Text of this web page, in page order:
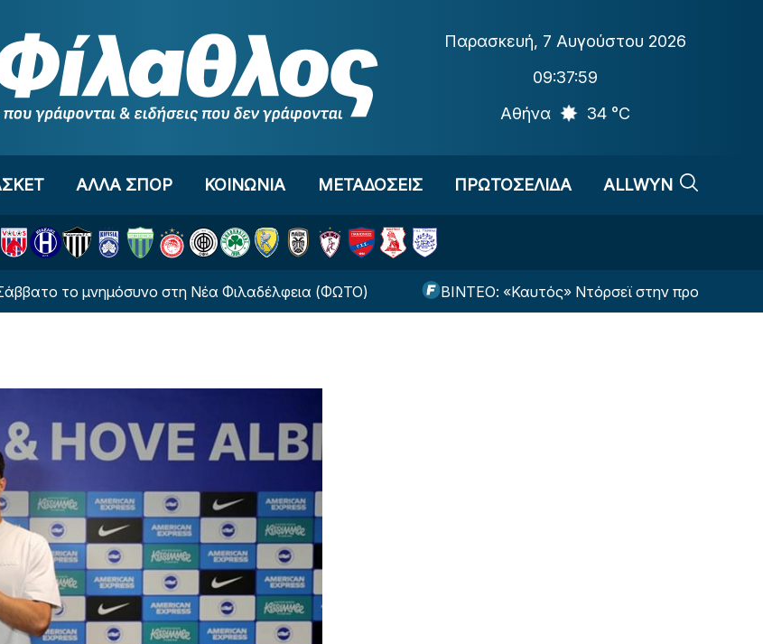
Παρασκευή, 7 Αυγούστου 2026
09:37:59
Αθήνα
34 °C
ΑΛΛΑ ΣΠΟΡ ΚΟΙΝΩΝΙΑ ΜΕΤΑΔΟΣΕΙΣ ΠΡΩΤΟΣΕΛΙΔΑ ALLWYN
μνημόσυνο στη Νέα Φιλαδέλφεια (ΦΩΤΟ) ΒΙΝΤΕΟ: «Καυτός» Ντόρσεϊ στην προπόνηση με 93%